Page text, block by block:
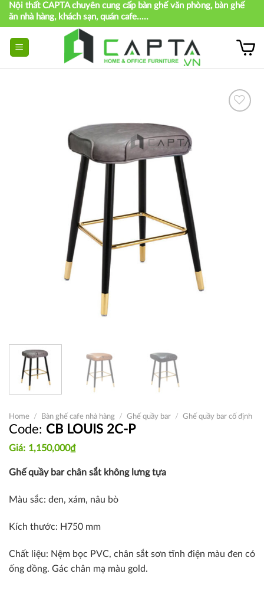
Skip
content
Nội thất CAPTA chuyên cung cấp bàn ghế văn phòng, bàn ghế
ăn nhà hàng, khách sạn, quán cafe.....
Home / Bàn ghế cafe nhà hàng / Ghế quầy bar / Ghế quầy bar cố định
CB LOUIS 2C-P
1,150,000₫
Ghế quầy bar chân sắt không lưng tựa
Màu sắc: đen, xám, nâu bò
Kích thước: H750 mm
Chất liệu: Nệm bọc PVC, chân sắt sơn tĩnh điện màu đen có
ống đồng. Gác chân mạ màu gold.